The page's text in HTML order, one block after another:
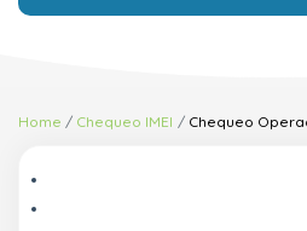
Home Chequeo IMEI Chequeo